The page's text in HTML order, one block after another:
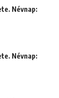
Névnap:
Névnap: